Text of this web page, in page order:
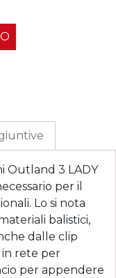
Outland 3 LADY
per il
Lo si nota
balistici,
dalle clip
in rete per
per appendere